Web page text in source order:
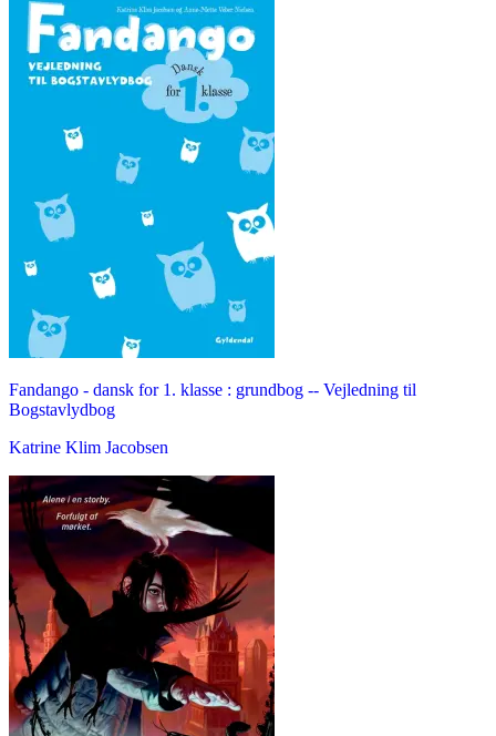
Fandango - dansk for 1. klasse : grundbog -- Vejledning til
Bogstavlydbog
Katrine Klim Jacobsen